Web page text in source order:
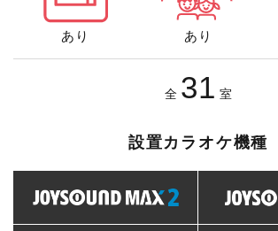
あり あり
全 31 室
設置カラオケ機種